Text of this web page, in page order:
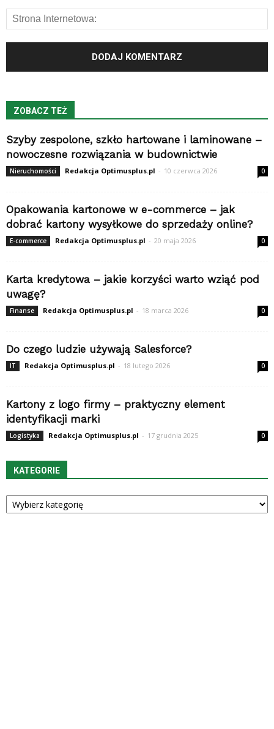
ZOBACZ TEŻ
Szyby zespolone, szkło hartowane i laminowane –
nowoczesne rozwiązania w budownictwie
Nieruchomości Redakcja Optimusplus.pl - 10 czerwca 2026 0
Opakowania kartonowe w e-commerce – jak
dobrać kartony wysyłkowe do sprzedaży online?
E-commerce Redakcja Optimusplus.pl - 20 maja 2026 0
Karta kredytowa – jakie korzyści warto wziąć pod
uwagę?
Finanse Redakcja Optimusplus.pl - 18 marca 2026 0
Do czego ludzie używają Salesforce?
IT Redakcja Optimusplus.pl - 18 lutego 2026 0
Kartony z logo firmy – praktyczny element
identyfikacji marki
Logistyka Redakcja Optimusplus.pl - 17 grudnia 2025 0
KATEGORIE
Kategorie